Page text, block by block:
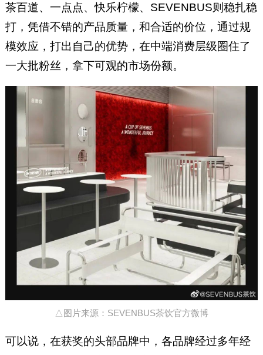
茶百道、一点点、快乐柠檬、SEVENBUS则稳扎稳
打，凭借不错的产品质量，和合适的价位，通过规
模效应，打出自己的优势，在中端消费层级圈住了
一大批粉丝，拿下可观的市场份额。
△图片来源：SEVENBUS茶饮官方微博
可以说，在获奖的头部品牌中，各品牌经过多年经